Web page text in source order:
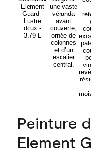
Peinture
Element